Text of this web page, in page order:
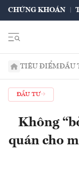
CHỨNG KHOÁN
TIÊU ĐIỂMĐẦU
ĐẦU TƯ
Không
quán cho